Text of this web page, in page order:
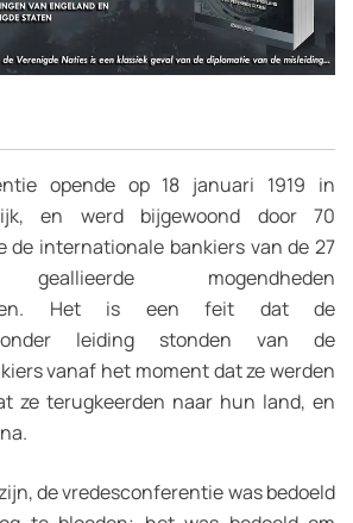
opende op 18 januari 1919 in
en werd bijgewoond door 70
de internationale bankiers van de 27
geallieerde mogendheden
Het is een feit dat de
onder leiding stonden van de
vanaf het moment dat ze werden
ze terugkeerden naar hun land, en
de vredesconferentie was bedoeld